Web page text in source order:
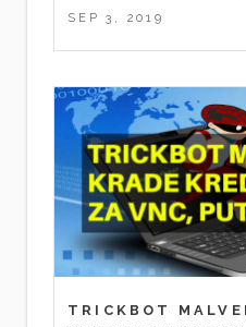
SEP 3, 2019
TRICKBOT